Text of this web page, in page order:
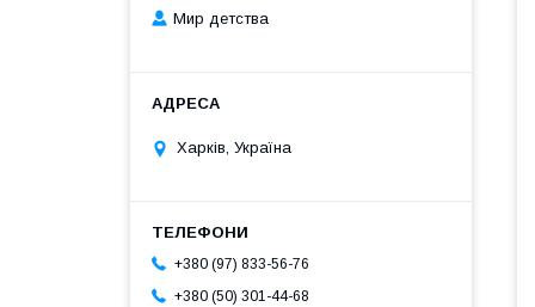
Мир детства
Харків, Україна
+380 (97) 833-56-76
+380 (50) 301-44-68